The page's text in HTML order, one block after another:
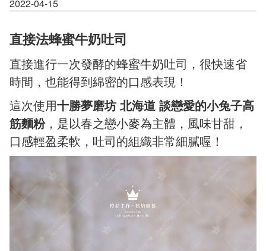
2022-04-15
直接法蜂蜜牛奶吐司
直接進行一次發酵的蜂蜜牛奶吐司，很快速省
時間，也能得到綿密的口感表現！
這次使用十勝夢磨坊 北海道 談戀愛的小兔子高
筋麵粉，是以春之戀小麥為主體，風味甘甜，
口感輕盈柔軟，吐司的組織非常細膩喔！